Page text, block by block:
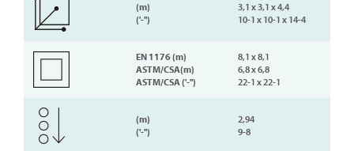
(m)
('-'')
3,1 x 3,1 x 4,4
10-1 x 10-1 x 14-4
EN 1176 (m)
ASTM/CSA(m)
ASTM/CSA ('-'')
8,1 x 8,1
6,8 x 6,8
22-1 x 22-1
(m)
('-'')
2,94
9-8